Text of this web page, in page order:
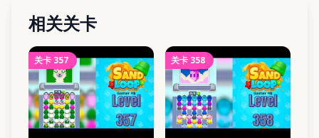
相关关卡
关卡 357 关卡 358